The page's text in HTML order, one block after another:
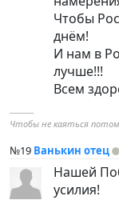
Чтобы
днём!
И нам в
лучше!!!
Всем
----------
Чтобы не каяться
№19 Ванькин отец
Нашей
усилия!